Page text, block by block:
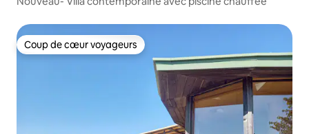
Coup de cœur voyageurs
Coup de cœur voyageurs